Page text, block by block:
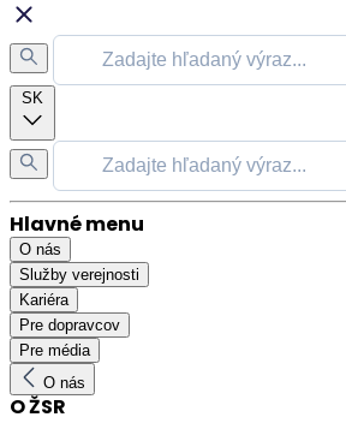
SK
Hlavné menu
O nás
Služby verejnosti
Kariéra
Pre dopravcov
Pre média
O nás
O ŽSR